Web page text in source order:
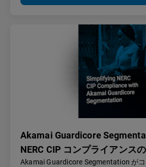
Akamai Guardicore
NERC CIP コンプライアンス
Akamai Guardicore Segmentation が